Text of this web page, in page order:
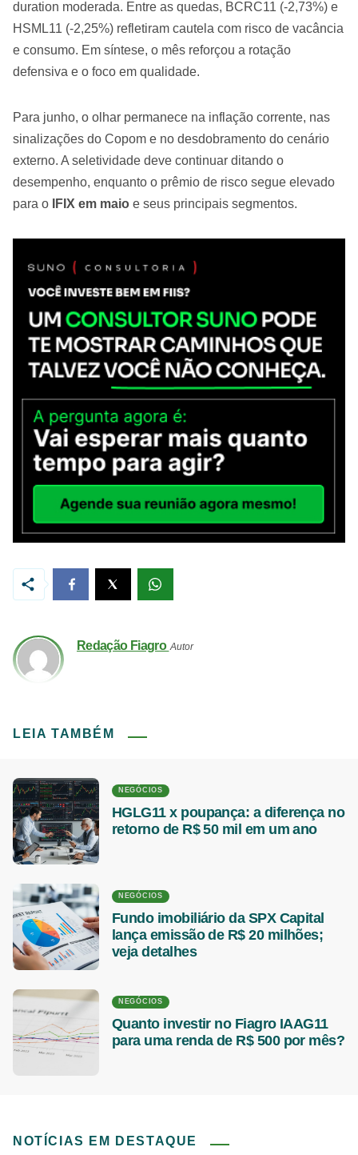
duration moderada. Entre as quedas, BCRC11 (-2,73%) e
HSML11 (-2,25%) refletiram cautela com risco de vacância
e consumo. Em síntese, o mês reforçou a rotação
defensiva e o foco em qualidade.
Para junho, o olhar permanece na inflação corrente, nas
sinalizações do Copom e no desdobramento do cenário
externo. A seletividade deve continuar ditando o
desempenho, enquanto o prêmio de risco segue elevado
para o
IFIX em maio e seus principais segmentos.
Redação Fiagro Autor
LEIA TAMBÉM
NEGÓCIOS
HGLG11 x poupança: a diferença no
retorno de R$ 50 mil em um ano
NEGÓCIOS
Fundo imobiliário da SPX Capital
lança emissão de R$ 20 milhões;
veja detalhes
NEGÓCIOS
Quanto investir no Fiagro IAAG11
para uma renda de R$ 500 por mês?
NOTÍCIAS EM DESTAQUE